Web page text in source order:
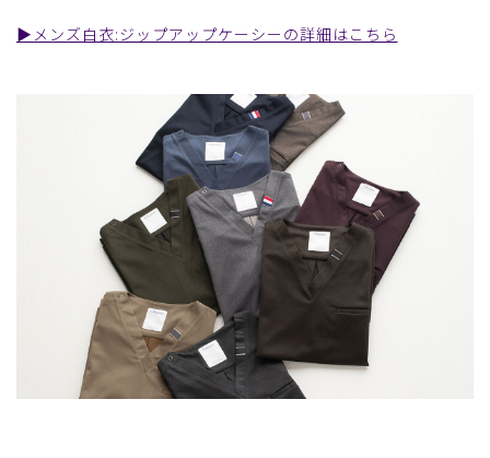
▶︎メンズ白衣:ジップアップケーシーの詳細はこちら